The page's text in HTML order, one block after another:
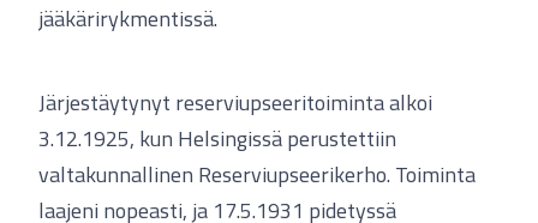
jääkärirykmentissä.
Järjestäytynyt reserviupseeritoiminta alkoi
3.12.1925, kun Helsingissä perustettiin
valtakunnallinen Reserviupseerikerho. Toiminta
laajeni nopeasti, ja 17.5.1931 pidetyssä